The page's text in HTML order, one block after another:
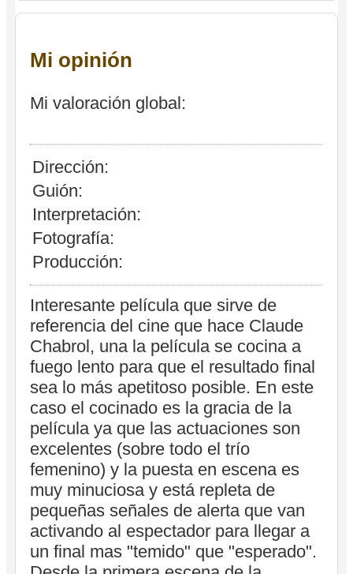
Mi opinión
Mi valoración global:
Dirección:
Guión:
Interpretación:
Fotografía:
Producción:
Interesante película que sirve de
referencia del cine que hace Claude
Chabrol, una la película se cocina a
fuego lento para que el resultado final
sea lo más apetitoso posible. En este
caso el cocinado es la gracia de la
película ya que las actuaciones son
excelentes (sobre todo el trío
femenino) y la puesta en escena es
muy minuciosa y está repleta de
pequeñas señales de alerta que van
activando al espectador para llegar a
un final mas "temido" que "esperado".